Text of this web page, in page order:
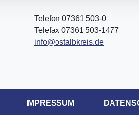
Telefon 07361 503-0
Telefax 07361 503-1477
info@ostalbkreis.de
IMPRESSUM